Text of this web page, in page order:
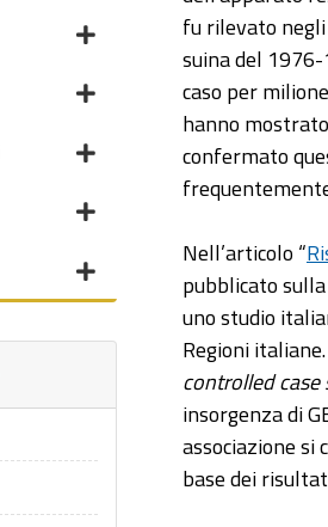
fu rilevato
suina del
caso per
hanno
confermato
Nell’articolo “
pubblicato
uno studio
Regioni
controlled case
insorgenza di
associazione
base dei